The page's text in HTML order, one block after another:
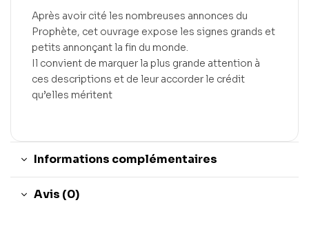
Après avoir cité les nombreuses annonces du
Prophète, cet ouvrage expose les signes grands et
petits annonçant la fin du monde.
Il convient de marquer la plus grande attention à
ces descriptions et de leur accorder le crédit
qu’elles méritent
Informations complémentaires
Avis (0)